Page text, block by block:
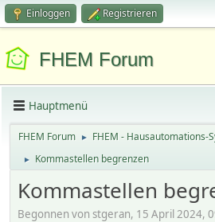
Einloggen Registrieren
FHEM Forum
Hauptmenü
FHEM Forum ► FHEM - Hausautomations-
► Kommastellen begrenzen
Kommastellen
Begonnen von stgeran, 15 April 2024,